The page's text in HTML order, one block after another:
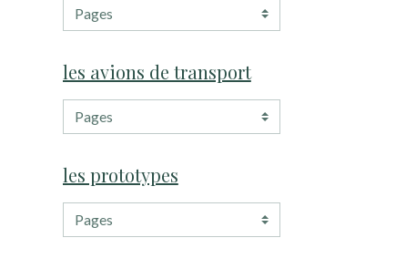
les avions de transport
les prototypes